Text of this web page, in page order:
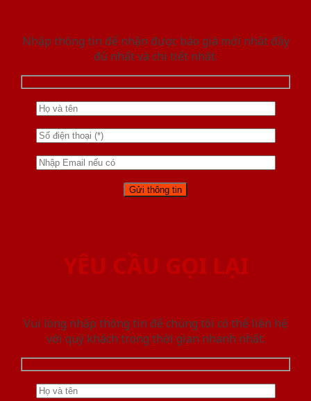
Nhập thông tin để nhận được báo giá mới nhât đầy
đủ nhất và chi tiết nhất.
YÊU CẦU GỌI LẠI
Vui lòng nhập thông tin để chúng tôi có thể liên hệ
với quý khách trong thời gian nhanh nhất.